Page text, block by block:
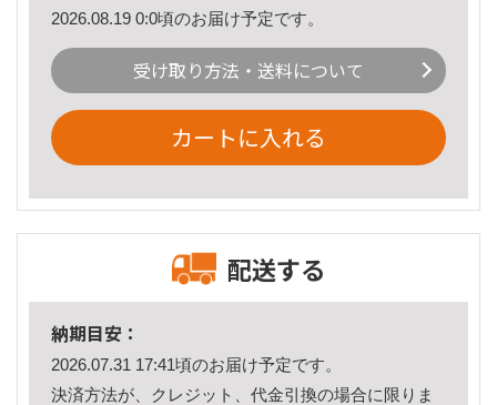
2026.08.19 0:0頃のお届け予定です。
受け取り方法・送料について
カートに入れる
配送する
納期目安：
2026.07.31 17:41頃のお届け予定です。
決済方法が、クレジット、代金引換の場合に限りま